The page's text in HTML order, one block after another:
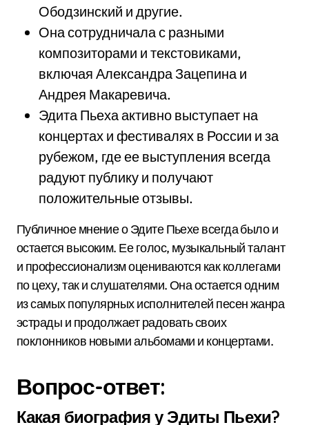
Ободзинский и другие.
Она сотрудничала с разными
композиторами и текстовиками,
включая Александра Зацепина и
Андрея Макаревича.
Эдита Пьеха активно выступает на
концертах и фестивалях в России и за
рубежом, где ее выступления всегда
радуют публику и получают
положительные отзывы.
Публичное мнение о Эдите Пьехе всегда было и
остается высоким. Ее голос, музыкальный талант
и профессионализм оцениваются как коллегами
по цеху, так и слушателями. Она остается одним
из самых популярных исполнителей песен жанра
эстрады и продолжает радовать своих
поклонников новыми альбомами и концертами.
Вопрос-ответ:
Какая биография у Эдиты Пьехи?